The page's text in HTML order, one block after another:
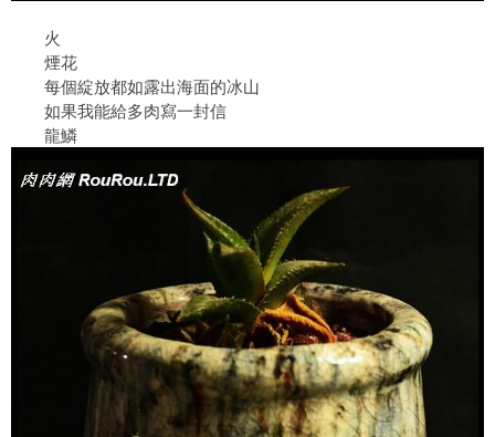
火
煙花
每個綻放都如露出海面的冰山
如果我能給多肉寫一封信
龍鱗